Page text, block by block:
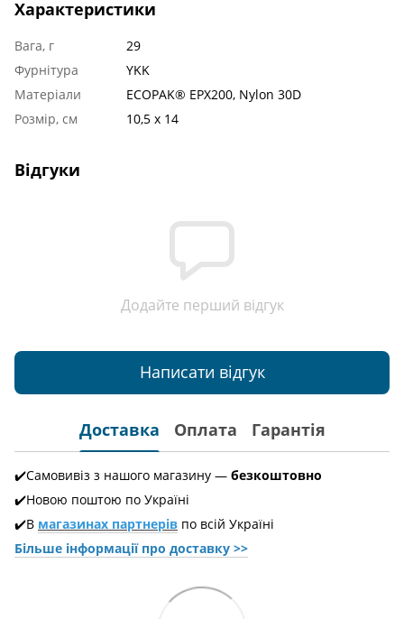
Характеристики
Вага, г
29
Фурнітура
YKK
Матеріали
ECOPAK® EPX200, Nylon 30D
Розмір, см
10,5 х 14
Відгуки
Додайте перший відгук
Написати відгук
Доставка Оплата Гарантія
✔️Самовивіз з нашого магазину — безкоштовно
✔️Новою поштою по Україні
✔️В магазинах партнерів по всій Україні
Більше інформації про доставкy >>